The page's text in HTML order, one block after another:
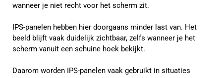
wanneer je niet recht voor het scherm zit.
IPS-panelen hebben hier doorgaans minder last van. Het
beeld blijft vaak duidelijk zichtbaar, zelfs wanneer je het
scherm vanuit een schuine hoek bekijkt.
Daarom worden IPS-panelen vaak gebruikt in situaties